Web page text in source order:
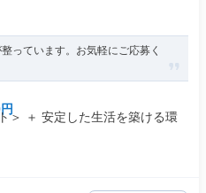
っています。お気軽にご応募く
＞ ＋ 安定した生活を築ける環